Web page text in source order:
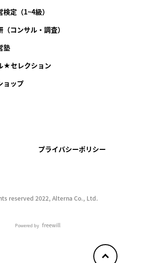
定（1~4級）
コンサル・調査）
塾
★セレクション
ョップ
プライバシーポリシー
reserved 2022, Alterna Co., Ltd.
Powered by freewill